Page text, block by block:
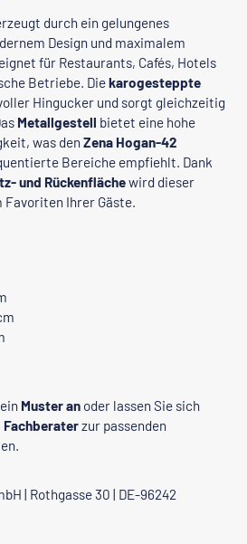
durch ein gelungenes
Design und maximalem
für Restaurants, Cafés, Hotels
Betriebe. Diekarogesteppte
Hingucker und sorgt gleichzeitig
Metallgestell bietet eine hohe
was denZena Hogan-42
Bereiche empfiehlt. Dank
und Rückenflächewird dieser
Favoriten Ihrer Gäste.
Muster an oder lassen Sie sich
Fachberaterzur passenden
| Rothgasse 30 | DE-96242